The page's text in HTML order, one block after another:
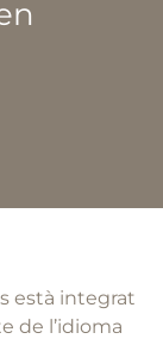
està integrat
de l’idioma